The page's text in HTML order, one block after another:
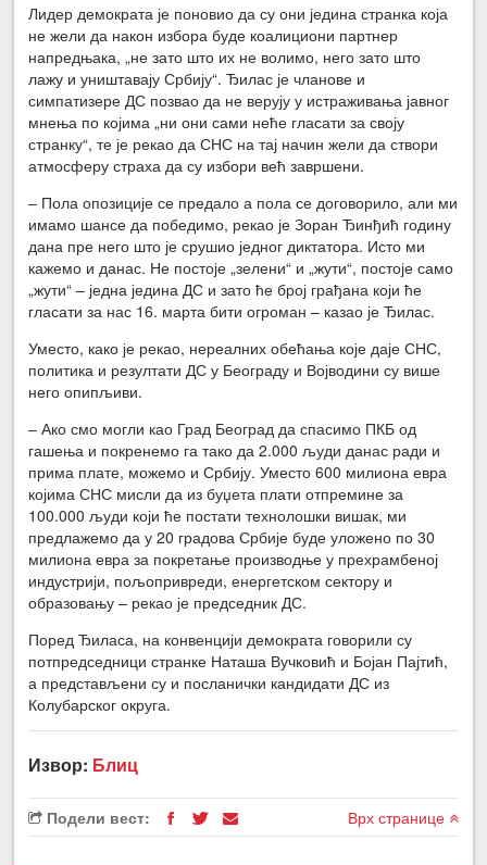
Лидер демократа је поновио да су они једина странка која
не жели да након избора буде коалициони партнер
напредњака, „не зато што их не волимо, него зато што
лажу и уништавају Србију“. Ђилас је чланове и
симпатизере ДС позвао да не верују у истраживања јавног
мнења по којима „ни они сами неће гласати за своју
странку“, те је рекао да СНС на тај начин жели да створи
атмосферу страха да су избори већ завршени.
– Пола опозиције се предало а пола се договорило, али ми
имамо шансе да победимо, рекао је Зоран Ђинђић годину
дана пре него што је срушио једног диктатора. Исто ми
кажемо и данас. Не постоје „зелени“ и „жути“, постоје само
„жути“ – једна једина ДС и зато ће број грађана који ће
гласати за нас 16. марта бити огроман – казао је Ђилас.
Уместо, како је рекао, нереалних обећања које даје СНС,
политика и резултати ДС у Београду и Војводини су више
него опипљиви.
– Ако смо могли као Град Београд да спасимо ПКБ од
гашења и покренемо га тако да 2.000 људи данас ради и
прима плате, можемо и Србију. Уместо 600 милиона евра
којима СНС мисли да из буџета плати отпремине за
100.000 људи који ће постати технолошки вишак, ми
предлажемо да у 20 градова Србије буде уложено по 30
милиона евра за покретање производње у прехрамбеној
индустрији, пољопривреди, енергетском сектору и
образовању – рекао је председник ДС.
Поред Ђиласа, на конвенцији демократа говорили су
потпредседници странке Наташа Вучковић и Бојан Пајтић,
а представљени су и посланички кандидати ДС из
Колубарског округа.
Извор: Блиц
Подели вест: Врх странице